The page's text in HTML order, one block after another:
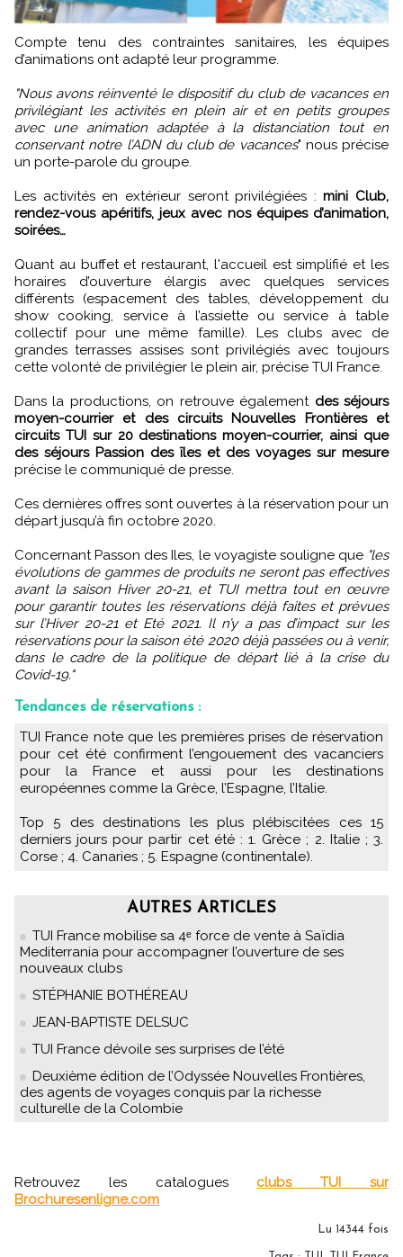
Compte tenu des contraintes sanitaires, les équipes
d’animations ont adapté leur programme.
"Nous avons réinventé le dispositif du club de vacances en
privilégiant les activités en plein air et en petits groupes
avec une animation adaptée à la distanciation tout en
conservant notre l’ADN du club de vacances" nous précise
un porte-parole du groupe.
Les activités en extérieur seront privilégiées : mini Club,
rendez-vous apéritifs, jeux avec nos équipes d’animation,
soirées…
Quant au buffet et restaurant, l'accueil est simplifié et les
horaires d’ouverture élargis avec quelques services
différents (espacement des tables, développement du
show cooking, service à l’assiette ou service à table
collectif pour une même famille). Les clubs avec de
grandes terrasses assises sont privilégiés avec toujours
cette volonté de privilégier le plein air, précise TUI France.
Dans la productions, on retrouve également des séjours
moyen-courrier et des circuits Nouvelles Frontières et
circuits TUI sur 20 destinations moyen-courrier, ainsi que
des séjours Passion des îles et des voyages sur mesure
précise le communiqué de presse.
Ces dernières offres sont ouvertes à la réservation pour un
départ jusqu’à fin octobre 2020.
Concernant Passon des Iles, le voyagiste souligne que "les
évolutions de gammes de produits ne seront pas effectives
avant la saison Hiver 20-21, et TUI mettra tout en œuvre
pour garantir toutes les réservations déjà faites et prévues
sur l’Hiver 20-21 et Eté 2021. Il n’y a pas d’impact sur les
réservations pour la saison été 2020 déjà passées ou à venir,
dans le cadre de la politique de départ lié à la crise du
Covid-19."
Tendances de réservations :
TUI France note que les premières prises de réservation
pour cet été confirment l’engouement des vacanciers
pour la France et aussi pour les destinations
européennes comme la Grèce, l’Espagne, l’Italie.
Top 5 des destinations les plus plébiscitées ces 15
derniers jours pour partir cet été : 1. Grèce ; 2. Italie ; 3.
Corse ; 4. Canaries ; 5. Espagne (continentale).
AUTRES ARTICLES
TUI France mobilise sa 4ᵉ force de vente à Saïdia
Mediterrania pour accompagner l’ouverture de ses
nouveaux clubs
STÉPHANIE BOTHÉREAU
JEAN-BAPTISTE DELSUC
TUI France dévoile ses surprises de l’été
Deuxième édition de l’Odyssée Nouvelles Frontières,
des agents de voyages conquis par la richesse
culturelle de la Colombie
Retrouvez les catalogues clubs TUI sur
Brochuresenligne.com
Lu 14344 fois